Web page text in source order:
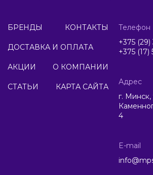
БРЕНДЫ КОНТАКТЫ
ДОСТАВКА И ОПЛАТА
АКЦИИ О КОМПАНИИ
СТАТЬИ КАРТА САЙТА
Телефон
+375
+375 (17)
Адрес
г. Минск,
4
E-mail